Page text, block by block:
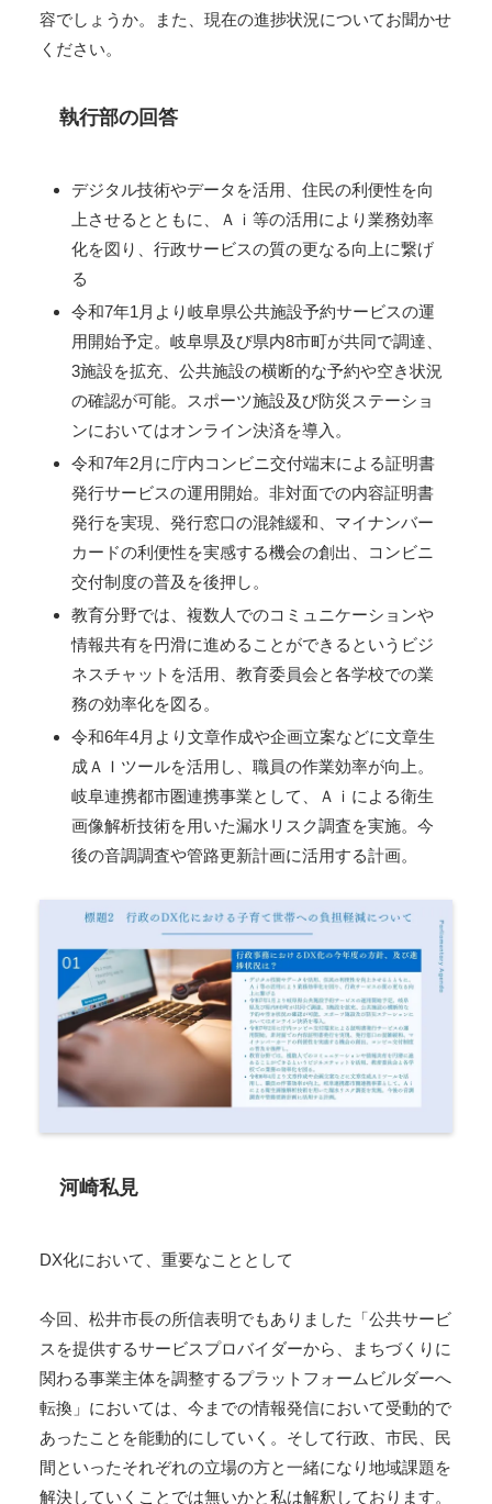
容でしょうか。また、現在の進捗状況についてお聞かせ
ください。
執行部の回答
デジタル技術やデータを活用、住民の利便性を向
上させるとともに、Ａｉ等の活用により業務効率
化を図り、行政サービスの質の更なる向上に繋げ
る
令和7年1月より岐阜県公共施設予約サービスの運
用開始予定。岐阜県及び県内8市町が共同で調達、
3施設を拡充、公共施設の横断的な予約や空き状況
の確認が可能。スポーツ施設及び防災ステーショ
ンにおいてはオンライン決済を導入。
令和7年2月に庁内コンビニ交付端末による証明書
発行サービスの運用開始。非対面での内容証明書
発行を実現、発行窓口の混雑緩和、マイナンバー
カードの利便性を実感する機会の創出、コンビニ
交付制度の普及を後押し。
教育分野では、複数人でのコミュニケーションや
情報共有を円滑に進めることができるというビジ
ネスチャットを活用、教育委員会と各学校での業
務の効率化を図る。
令和6年4月より文章作成や企画立案などに文章生
成ＡＩツールを活用し、職員の作業効率が向上。
岐阜連携都市圏連携事業として、Ａｉによる衛生
画像解析技術を用いた漏水リスク調査を実施。今
後の音調調査や管路更新計画に活用する計画。
河崎私見
DX化において、重要なこととして
今回、松井市長の所信表明でもありました「公共サービ
スを提供するサービスプロバイダーから、まちづくりに
関わる事業主体を調整するプラットフォームビルダーへ
転換」においては、今までの情報発信において受動的で
あったことを能動的にしていく。そして行政、市民、民
間といったそれぞれの立場の方と一緒になり地域課題を
解決していくことでは無いかと私は解釈しております。